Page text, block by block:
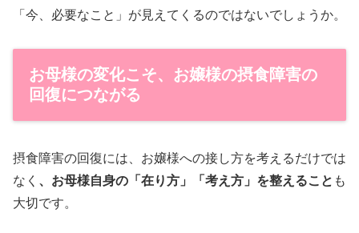
「今、必要なこと」が見えてくるのではないでしょうか。
お母様の変化こそ、お嬢様の摂食障害の
回復につながる
摂食障害の回復には、お嬢様への接し方を考えるだけでは
なく 、お母様自身の「在り方」「考え方」を整えること も
大切です。